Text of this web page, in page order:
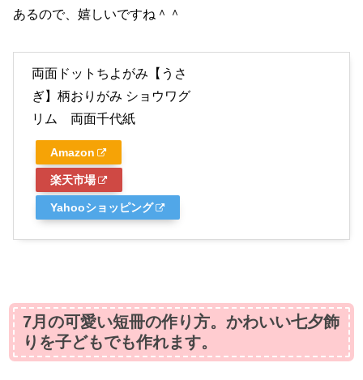
あるので、嬉しいですね＾＾
両面ドットちよがみ【うさ
ぎ】柄おりがみ ショウワグ
リム 両面千代紙
Amazon
楽天市場
Yahooショッピング
7月の可愛い短冊の作り方。かわいい七夕飾
りを子どもでも作れます。